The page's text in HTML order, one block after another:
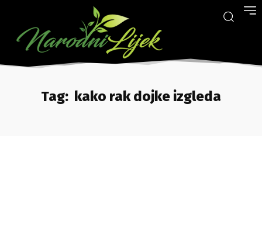
Tag: kako rak dojke izgleda